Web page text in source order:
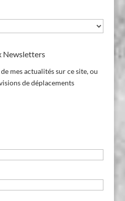
Newsletters
mes actualités sur ce site, ou
de déplacements